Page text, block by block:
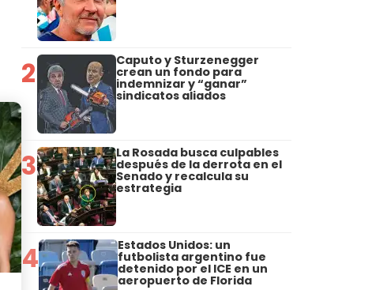
2 Caputo y Sturzenegger
crean un fondo para
indemnizar y “ganar”
sindicatos aliados
3 La Rosada busca culpables
después de la derrota en el
Senado y recalcula su
estrategia
4 Estados Unidos: un
futbolista argentino fue
detenido por el ICE en un
aeropuerto de Florida